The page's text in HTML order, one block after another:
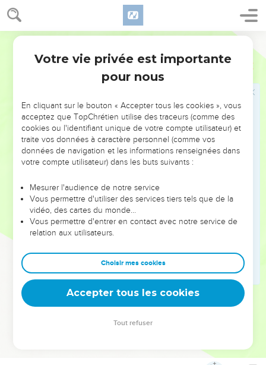
1 Corinthiens 11
vous buvez cette coupe, vous annoncez la mort du Seigneur
jusqu'à ce qu'il vienne.
C'est pourquoi, celui qui mange ce pain ou boit la coupe
du Seigneur indignement sera coupable envers le corps et le
sang du Seigneur.
Que chacun donc s'examine lui-même, et qu’ainsi il
car celui qui mange et boit [indignement], sans discerner
le corps [du Seigneur], mange et boit un jugement contre lui-
même.
C'est pour cela qu'il y a parmi vous beaucoup d'infirmes et
Si nous nous examinions nous-mêmes, nous ne serions
pas jugés.
Mais quand nous sommes jugés, c’est le Seigneur qui
nous corrige afin que nous ne soyons pas condamnés avec
le monde.
Ainsi, mes frères et sœurs, lorsque vous vous réunissez
pour le repas, attendez-vous les uns les autres.
Si quelqu'un a faim, qu'il mange chez lui, afin que vous ne
vous réunissiez pas pour attirer un jugement sur vous. Quant
Votre vie privée est importante
pour nous
En cliquant sur le bouton « Accepter tous les cookies », vous
acceptez que TopChrétien utilise des traceurs (comme des
cookies ou l'identifiant unique de votre compte utilisateur) et
traite vos données à caractère personnel (comme vos
données de navigation et les informations renseignées dans
votre compte utilisateur) dans les buts suivants :
Mesurer l'audience de notre service
Vous permettre d'utiliser des services tiers tels que de la
vidéo, des cartes du monde…
Vous permettre d'entrer en contact avec notre service de
relation aux utilisateurs.
Choisir mes cookies
Accepter tous les cookies
Tout refuser